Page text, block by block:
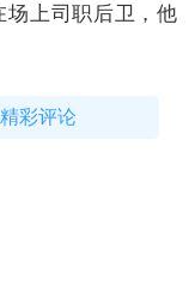
场上司职后卫，他
彩评论